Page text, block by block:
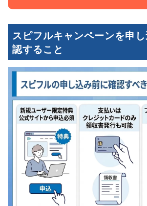
スピフルキャンペーンを申
認すること